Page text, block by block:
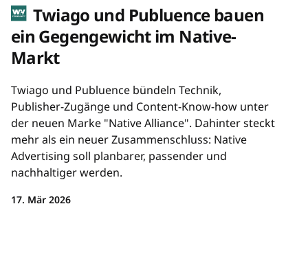
Twiago und Publuence bauen
ein Gegengewicht im Native-
Markt
Twiago und Publuence bündeln Technik,
Publisher-Zugänge und Content-Know-how unter
der neuen Marke "Native Alliance". Dahinter steckt
mehr als ein neuer Zusammenschluss: Native
Advertising soll planbarer, passender und
nachhaltiger werden.
17. Mär 2026